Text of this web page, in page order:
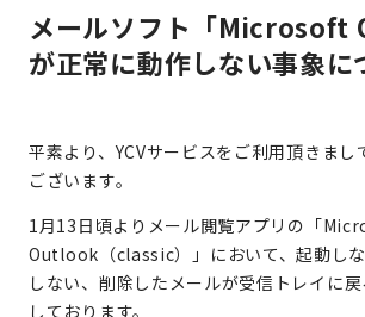
メールソフト「Microsoft
が正常に動作しない事象に
平素より、YCVサービスをご利用頂きまし
ございます。
1月13日頃よりメール閲覧アプリの「
Outlook（classic）」において、起動し
しない、削除したメールが受信トレイに
しております。